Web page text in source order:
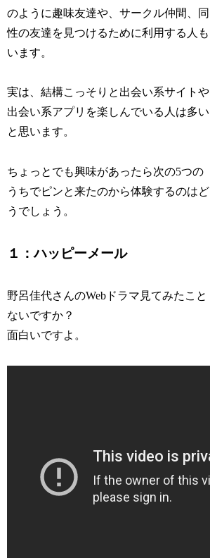
のように趣味友達や、サークル仲間、同
性の友達を見つけるために利用する人も
います。
実は、結構こっそりと出会い系サイトや
出会い系アプリを楽しんでいる人は多い
と思います。
ちょっとでも興味があったら次の5つの
うちでピンと来たのから体験するのはど
うでしょう。
１：ハッピーメール
野呂佳代さんのWebドラマ見てみたこと
ないですか？
面白いですよ。